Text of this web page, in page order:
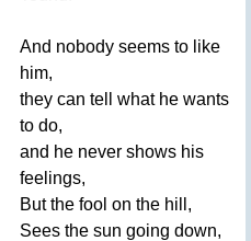
And nobody seems to like
him,
they can tell what he wants
to do,
and he never shows his
feelings,
But the fool on the hill ,
Sees the sun going down,